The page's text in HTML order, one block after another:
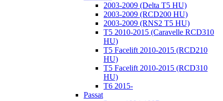
2003-2009 (Delta T5 HU)
2003-2009 (RCD200 HU)
2003-2009 (RNS2 T5 HU)
T5 2010-2015 (Caravelle RCD310
HU)
T5 Facelift 2010-2015 (RCD210
HU)
T5 Facelift 2010-2015 (RCD310
HU)
T6 2015-
Passat